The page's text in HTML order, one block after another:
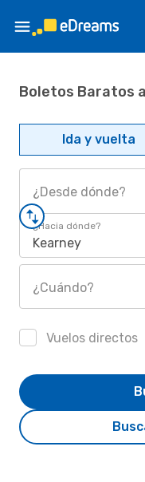
Boletos Baratos
Ida y vuelta
¿Desde dónde?
¿Hacia dónde?
Kearney
¿Cuándo?
Vuelos directos